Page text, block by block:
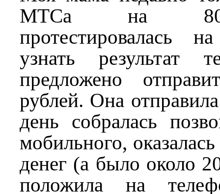
МТСа на
протестировалась
узнать результат
предложено
рублей. Она
день собралась
мобильного,
денег (а было около
положила на